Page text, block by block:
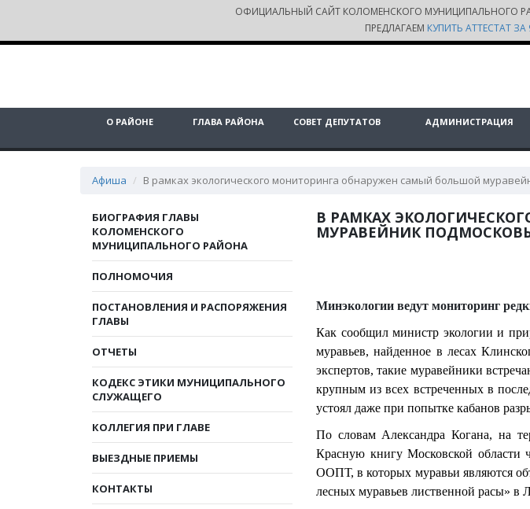
ОФИЦИАЛЬНЫЙ САЙТ КОЛОМЕНСКОГО МУНИЦИПАЛЬНОГО
ПРЕДЛАГАЕМ КУПИТЬ АТТЕСТАТ
О РАЙОНЕ ГЛАВА РАЙОНА СОВЕТ ДЕПУТАТОВ АДМИНИСТРАЦИЯ
Афиша В рамках экологического мониторинга обнаружен самый большой
БИОГРАФИЯ ГЛАВЫ
КОЛОМЕНСКОГО
МУНИЦИПАЛЬНОГО РАЙОНА
ПОЛНОМОЧИЯ
ПОСТАНОВЛЕНИЯ И РАСПОРЯЖЕНИЯ
ГЛАВЫ
ОТЧЕТЫ
КОДЕКС ЭТИКИ МУНИЦИПАЛЬНОГО
СЛУЖАЩЕГО
КОЛЛЕГИЯ ПРИ ГЛАВЕ
ВЫЕЗДНЫЕ ПРИЕМЫ
КОНТАКТЫ
В РАМКАХ
МУРАВЕЙНИК
Минэкологии ведут мониторинг
Как сообщил министр экологии и
муравьев, найденное в лесах
экспертов, такие муравейники
крупным из всех встреченных в
устоял даже при попытке кабанов
По словам Александра Когана, на
Красную книгу Московской области
ООПТ, в которых муравьи являются
лесных муравьев лиственной расы» в